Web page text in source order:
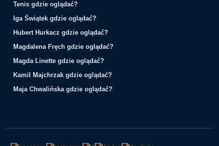
Tenis gdzie oglądać?
Iga Świątek gdzie oglądać?
Hubert Hurkacz gdzie oglądać?
Magdalena Fręch gdzie oglądać?
Magda Linette gdzie oglądać?
Kamil Majchrzak gdzie oglądać?
Maja Chwalińska gdzie oglądać?